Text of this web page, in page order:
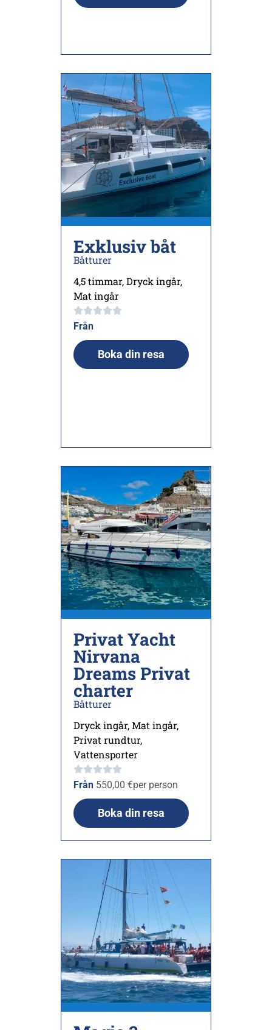
Exklusiv båt
Båtturer
4,5 timmar,Dryck ingår,
Mat ingår
Från
Boka din resa
Privat Yacht
Nirvana
Dreams Privat
charter
Båtturer
Dryck ingår,Mat ingår,
Privat rundtur,
Vattensporter
Från 550,00 €per person
Boka din resa